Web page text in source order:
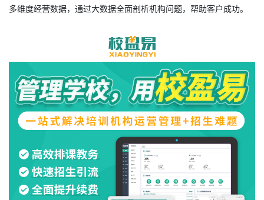
多维度经营数据，通过大数据全面剖析机构问题，帮助客户成功。